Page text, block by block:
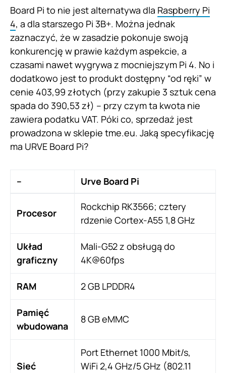
Board Pi to nie jest alternatywa dla Raspberry Pi
4, a dla starszego Pi 3B+. Można jednak
zaznaczyć, że w zasadzie pokonuje swoją
konkurencję w prawie każdym aspekcie, a
czasami nawet wygrywa z mocniejszym Pi 4. No i
dodatkowo jest to produkt dostępny “od ręki” w
cenie 403,99 złotych (przy zakupie 3 sztuk cena
spada do 390,53 zł) – przy czym ta kwota nie
zawiera podatku VAT. Póki co, sprzedaż jest
prowadzona w sklepie tme.eu. Jaką specyfikację
ma URVE Board Pi?
– Urve Board Pi
Procesor
Rockchip RK3566; cztery
rdzenie Cortex-A55 1,8 GHz
Układ
graficzny
Mali-G52 z obsługą do
4K@60fps
RAM 2 GB LPDDR4
Pamięć
wbudowana
8 GB eMMC
Sieć
Port Ethernet 1000 Mbit/s,
WiFi 2,4 GHz/5 GHz (802.11